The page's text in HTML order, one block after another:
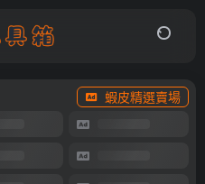
蝦皮精選賣場